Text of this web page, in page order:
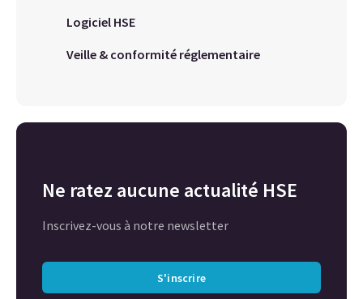
Logiciel HSE
Veille & conformité réglementaire
Ne ratez aucune actualité HSE
Inscrivez-vous à notre newsletter
S'inscrire